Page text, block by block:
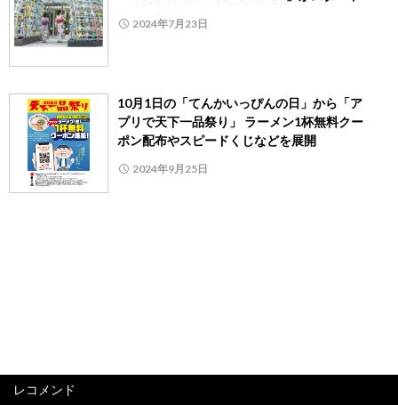
2024年7月23日
10月1日の「てんかいっぴんの日」から「ア
プリで天下一品祭り」 ラーメン1杯無料クー
ポン配布やスピードくじなどを展開
2024年9月25日
レコメンド